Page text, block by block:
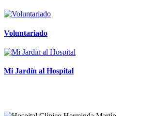
Voluntariado
Mi Jardín al Hospital